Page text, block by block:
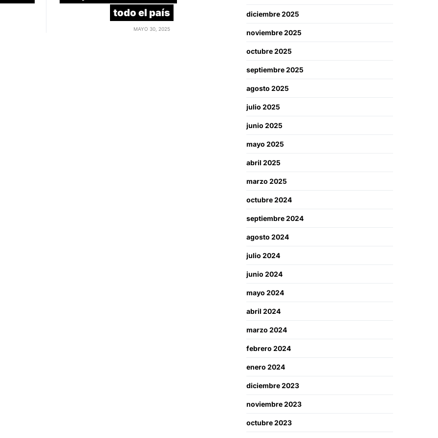
todo el país
MAYO 30, 2025
diciembre 2025
noviembre 2025
octubre 2025
septiembre 2025
agosto 2025
julio 2025
junio 2025
mayo 2025
abril 2025
marzo 2025
octubre 2024
septiembre 2024
agosto 2024
julio 2024
junio 2024
mayo 2024
abril 2024
marzo 2024
febrero 2024
enero 2024
diciembre 2023
noviembre 2023
octubre 2023